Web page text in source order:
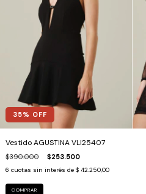
35% OFF
Vestido AGUSTINA VLI25407
$390.000 $253.500
6 cuotas sin interés de $ 42.250,00
COMPRAR